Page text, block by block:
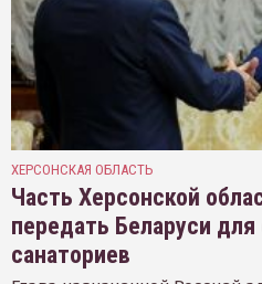
ХЕРСОНСКАЯ ОБЛАСТЬ
Часть Херсонской
передать Беларуси для
санаториев